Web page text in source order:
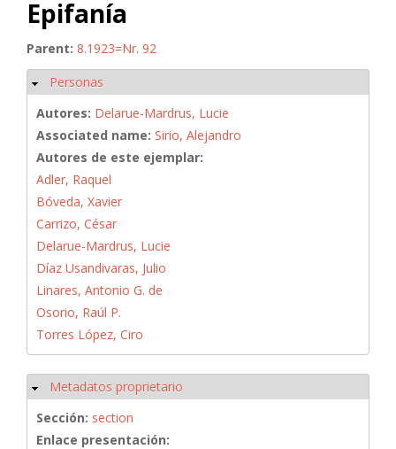
Epifanía
Parent: 8.1923=Nr. 92
Ocultar
Personas
Autores: Delarue-Mardrus, Lucie
Associated name: Sirio, Alejandro
Autores de este ejemplar:
Adler, Raquel
Bóveda, Xavier
Carrizo, César
Delarue-Mardrus, Lucie
Díaz Usandivaras, Julio
Linares, Antonio G. de
Osorio, Raúl P.
Torres López, Ciro
Ocultar
Metadatos proprietario
Sección: section
Enlace presentación: